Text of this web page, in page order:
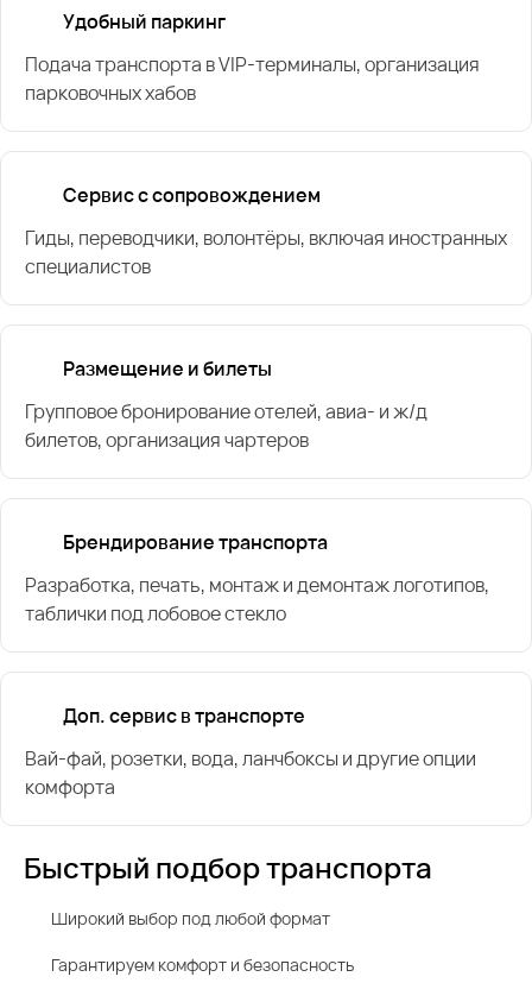
Удобный паркинг
Подача транспорта в VIP-терминалы, организация
парковочных хабов
Сервис с сопровождением
Гиды, переводчики, волонтёры, включая иностранных
специалистов
Размещение и билеты
Групповое бронирование отелей, авиа- и ж/д
билетов, организация чартеров
Брендирование транспорта
Разработка, печать, монтаж и демонтаж логотипов,
таблички под лобовое стекло
Доп. сервис в транспорте
Вай-фай, розетки, вода, ланчбоксы и другие опции
комфорта
Быстрый подбор транспорта
Широкий выбор под любой формат
Гарантируем комфорт и безопасность